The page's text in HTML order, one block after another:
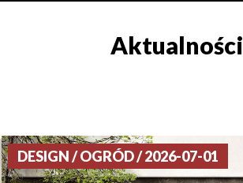
Aktualności
DESIGN / OGRÓD / 2026-07-01